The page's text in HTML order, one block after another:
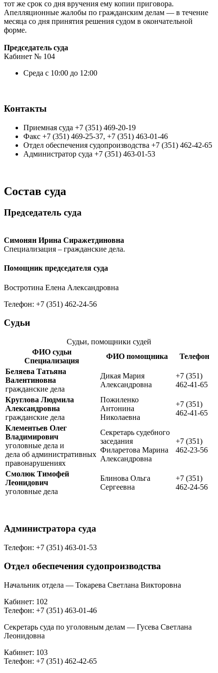
тот же срок со дня вручения ему копии приговора.
Апелляционные жалобы по гражданским делам — в течение
месяца со дня принятия решения судом в окончательной
форме.
Председатель суда
Кабинет № 104
Среда с 10:00 до 12:00
Контакты
Приемная суда +7 (351) 469-20-19
Факс +7 (351) 469-25-37, +7 (351) 463-01-46
Отдел обеспечения судопроизводства +7 (351) 462-42-65
Администратор суда +7 (351) 463-01-53
Состав суда
Председатель суда
Симонян Ирина Сиражетдиновна
Специализация – гражданские дела.
Помощник председателя суда
Востротина Елена Александровна
Телефон: +7 (351) 462-24-56
Судьи
Судьи, помощники судей
ФИО судьи
Специализация
ФИО помощника
Телефон
Беляева Татьяна
Валентиновна
гражданские дела
Дикая Мария
Александровна
+7 (351)
462-41-65
Круглова Людмила
Александровна
гражданские дела
Пожиленко
Антонина
Николаевна
+7 (351)
462-41-65
Клементьев Олег
Владимирович
уголовные дела и
дела об административных
правонарушениях
Секретарь судебного
заседания
Филаретова Марина
Александровна
+7 (351)
462-23-56
Смолюк Тимофей
Леонидович
уголовные дела
Блинова Ольга
Сергеевна
+7 (351)
462-24-56
Администратора суда
Телефон: +7 (351) 463-01-53
Отдел обеспечения судопроизводства
Начальник отдела — Токарева Светлана Викторовна
Кабинет: 102
Телефон: +7 (351) 463-01-46
Секретарь суда по уголовным делам — Гусева Светлана
Леонидовна
Кабинет: 103
Телефон: +7 (351) 462-42-65